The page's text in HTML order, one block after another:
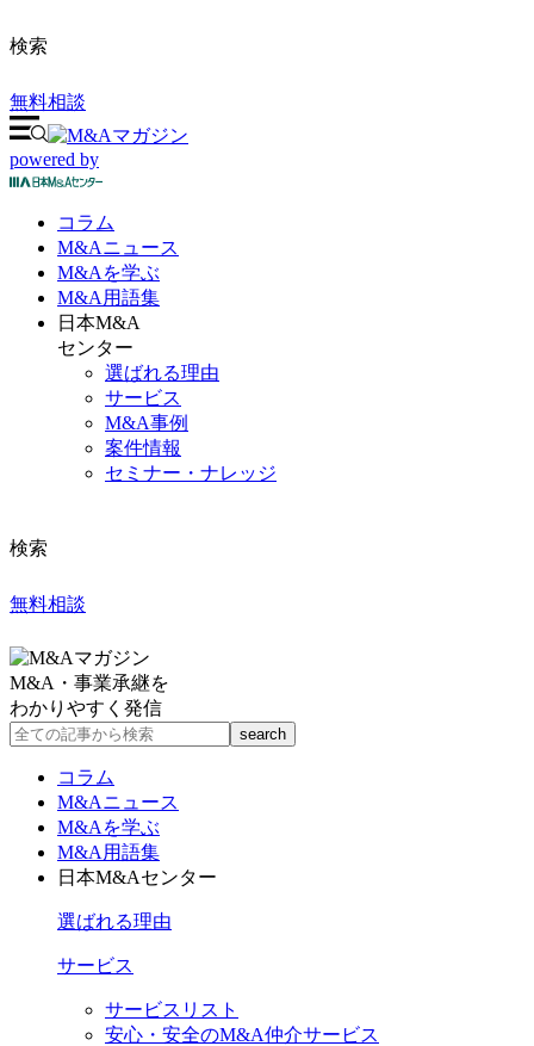
検索
無料相談
powered by
コラム
M&Aニュース
M&Aを学ぶ
M&A 用語集
日本M&A
センター
選ばれる理由
サービス
M&A事例
案件情報
セミナー・ナレッジ
検索
無料相談
M&A・事業承継を
わかりやすく発信
コラム
M&Aニュース
M&Aを学ぶ
M&A用語集
日本M&Aセンター
選ばれる理由
サービス
サービスリスト
安心・安全のM&A仲介サービス